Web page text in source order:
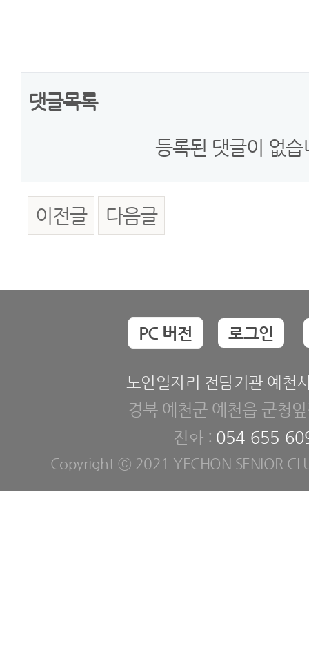
댓글목록
등록된 댓글이 없습
이전글 다음글
PC 버전 로그인
노인일자리 전담기관 예천
경북 예천군 예천읍 군청
전화 : 054-655-
Copyright ⓒ 2021 YECHON SENIOR